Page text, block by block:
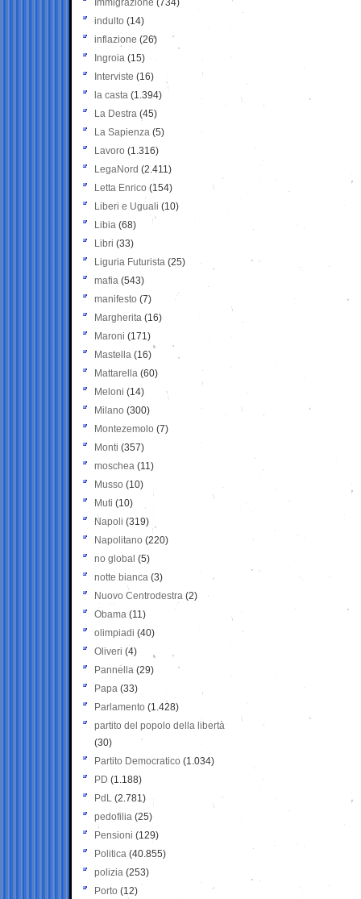
Immigrazione (734)
indulto (14)
inflazione (26)
Ingroia (15)
Interviste (16)
la casta (1.394)
La Destra (45)
La Sapienza (5)
Lavoro (1.316)
LegaNord (2.411)
Letta Enrico (154)
Liberi e Uguali (10)
Libia (68)
Libri (33)
Liguria Futurista (25)
mafia (543)
manifesto (7)
Margherita (16)
Maroni (171)
Mastella (16)
Mattarella (60)
Meloni (14)
Milano (300)
Montezemolo (7)
Monti (357)
moschea (11)
Musso (10)
Muti (10)
Napoli (319)
Napolitano (220)
no global (5)
notte bianca (3)
Nuovo Centrodestra (2)
Obama (11)
olimpiadi (40)
Oliveri (4)
Pannella (29)
Papa (33)
Parlamento (1.428)
partito del popolo della libertà
(30)
Partito Democratico (1.034)
PD (1.188)
PdL (2.781)
pedofilia (25)
Pensioni (129)
Politica (40.855)
polizia (253)
Porto (12)